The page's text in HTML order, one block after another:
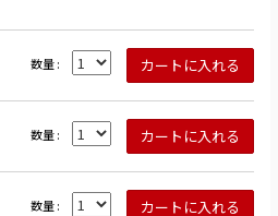
数量 :
数量 :
数量 :